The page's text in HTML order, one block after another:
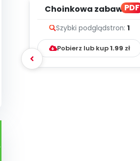
PDF
Choinkowa zabawa -
Szybki podglądstron: 1
Pobierz lub kup1.99 zł